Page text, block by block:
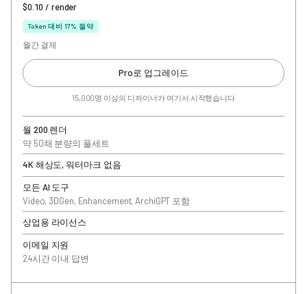
$0.10 / render
Token 대비 17% 절약
월간 결제
Pro로 업그레이드
15,000명 이상의 디자이너가 여기서 시작했습니다
월 200 렌더
약 50채 분량의 풀세트
4K 해상도, 워터마크 없음
모든 AI 도구
Video, 3DGen, Enhancement, ArchiGPT 포함
상업용 라이선스
이메일 지원
24시간 이내 답변